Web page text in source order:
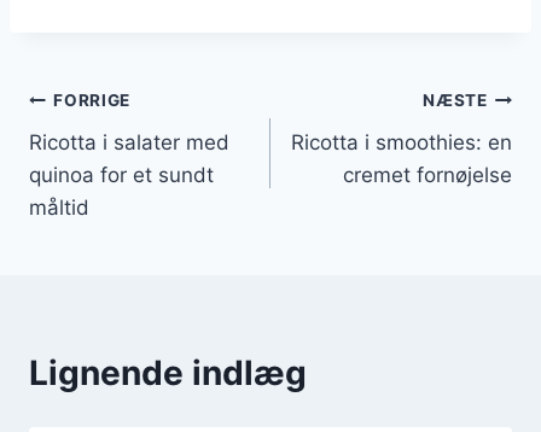
Indlægsnavigation
FORRIGE
Ricotta i salater med
quinoa for et sundt
måltid
NÆSTE
Ricotta i smoothies: en
cremet fornøjelse
Lignende indlæg